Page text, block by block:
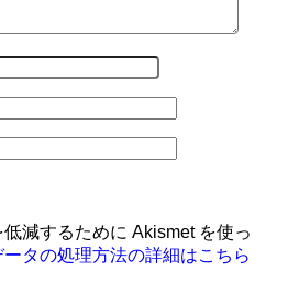
減するために Akismet を使っ
ータの処理方法の詳細はこちら